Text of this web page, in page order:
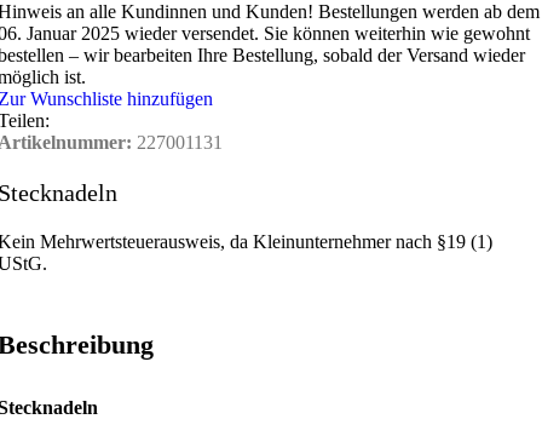
an alle Kundinnen und Kunden! Bestellungen werden ab dem
Januar 2025 wieder versendet. Sie können weiterhin wie gewohnt
– wir bearbeiten Ihre Bestellung, sobald der Versand wieder
ist.
Wunschliste hinzufügen
227001131
Mehrwertsteuerausweis, da Kleinunternehmer nach §19 (1)